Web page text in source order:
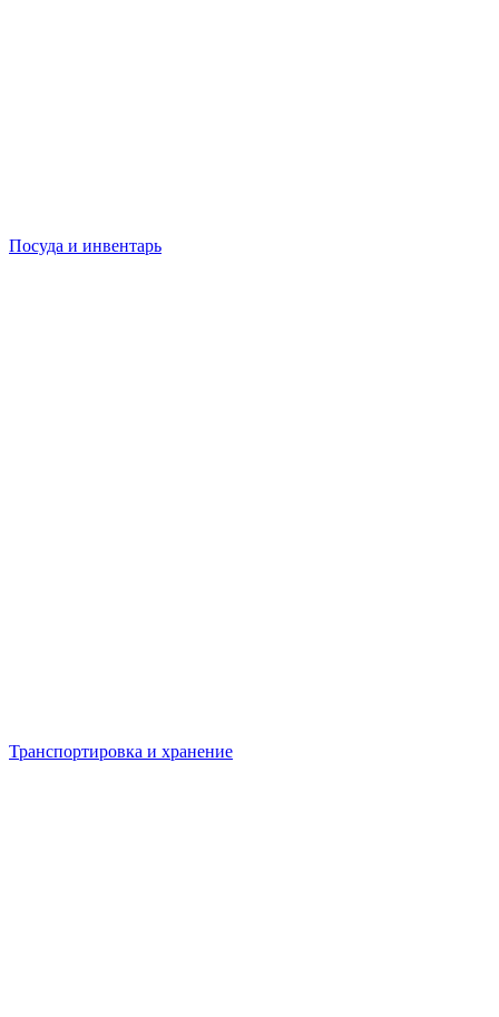
Посуда и инвентарь
Транспортировка и хранение